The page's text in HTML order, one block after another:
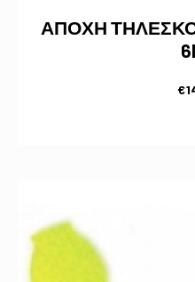
ΑΠΟΧΗ
€